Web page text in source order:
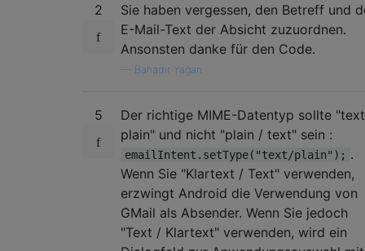
2
Sie haben vergessen, den Betreff und
E-Mail-Text der Absicht zuzuordnen.
Ansonsten danke für den Code.
Bahadır Yağan
5
Der richtige MIME-Datentyp sollte
plain" und nicht "plain / text" sein :
emailIntent.setType("text/plain"); .
Wenn Sie "Klartext / Text" verwenden,
erzwingt Android die Verwendung von
GMail als Absender. Wenn Sie jedoch
"Text / Klartext" verwenden, wird ein